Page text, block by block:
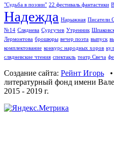
"Судьба в поэзии" 22 фестиваль фантастики
Надежда Нарыжная Писатели
№14 Сляднева Сургучев Утренник
Лермонтова брошюры вечер поэта выпуск
комплектование конкурс народных хоров
слядневские чтения спектакль театр Свеча
Создание сайта: Рейнт Игорь •
литературный фонд имени
2015 - 2019 г.